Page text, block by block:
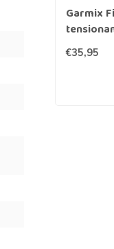
Garmix
200 m
€35,95